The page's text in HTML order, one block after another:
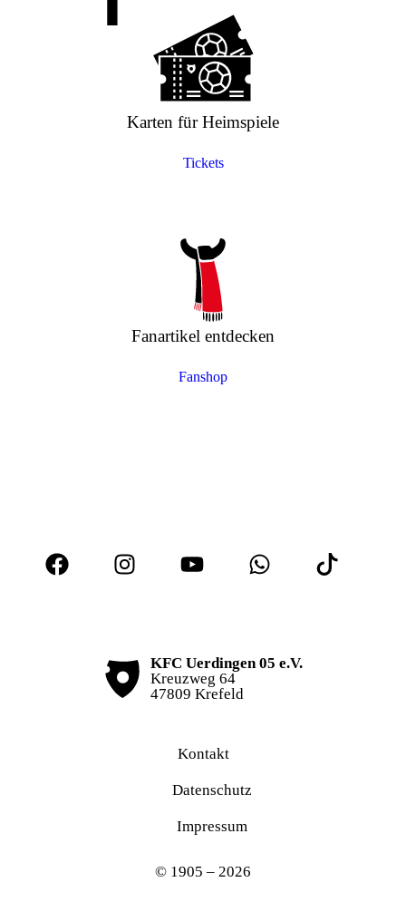
Karten für Heimspiele
Tickets
Fanartikel entdecken
Fanshop
KFC Uerdingen 05 e.V.
Kreuzweg 64
47809 Krefeld
Kontakt
Datenschutz
Impressum
© 1905 – 2026